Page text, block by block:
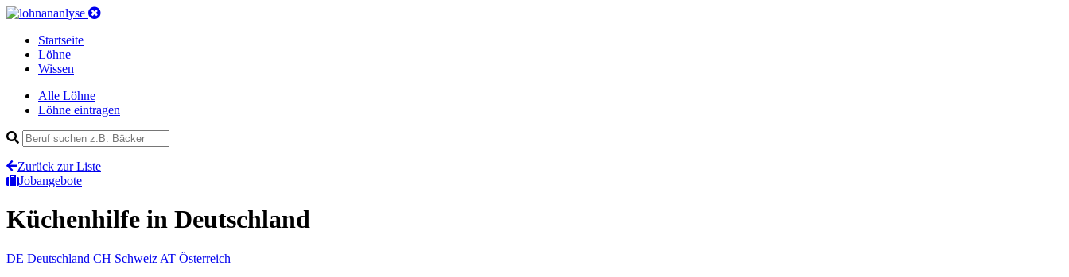
Startseite
Löhne
Wissen
Alle Löhne
Löhne eintragen
Zurück zur Liste
Jobangebote
Küchenhilfe in Deutschland
DE Deutschland CH Schweiz AT Österreich